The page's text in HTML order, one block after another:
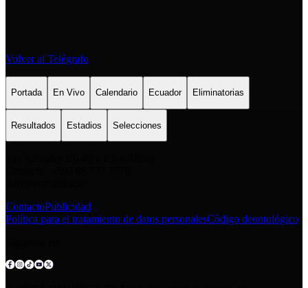
Volver al Telégrafo
Portada En Vivo Calendario Ecuador Eliminatorias
Resultados Estadios Selecciones
ContactoPublicidad
Política para el tratamiento de datos personalesCódigo deontológico